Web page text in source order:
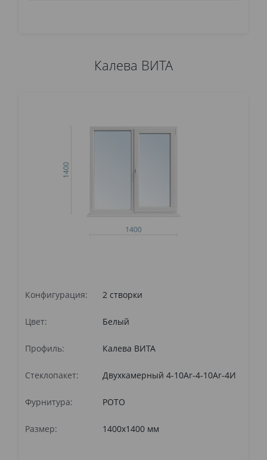
Калева ВИТА
Конфигурация: 2 створки
Цвет: Белый
Профиль: Калева ВИТА
Стеклопакет: Двухкамерный 4-10Ar-4-10Ar-4И
Фурнитура: РОТО
Размер: 1400x1400 мм